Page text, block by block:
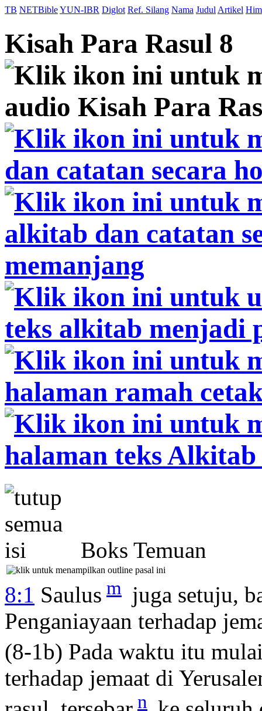
TB NETBibleYUN-IBR Diglot Ref. Silang Nama Judul Artikel
Kisah Para Rasul 8
Boks Temuan
8:1 Saulus m juga setuju,
Penganiayaan terhadap
(8-1b) Pada waktu itu
terhadap jemaat di
n